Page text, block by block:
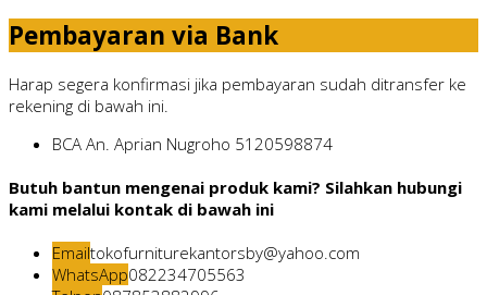
Pembayaran via Bank
Harap segera konfirmasi jika pembayaran sudah ditransfer ke
rekening di bawah ini.
BCA An. Aprian Nugroho 5120598874
Butuh bantun mengenai produk kami? Silahkan hubungi
kami melalui kontak di bawah ini
Emailtokofurniturekantorsby@yahoo.com
WhatsApp082234705563